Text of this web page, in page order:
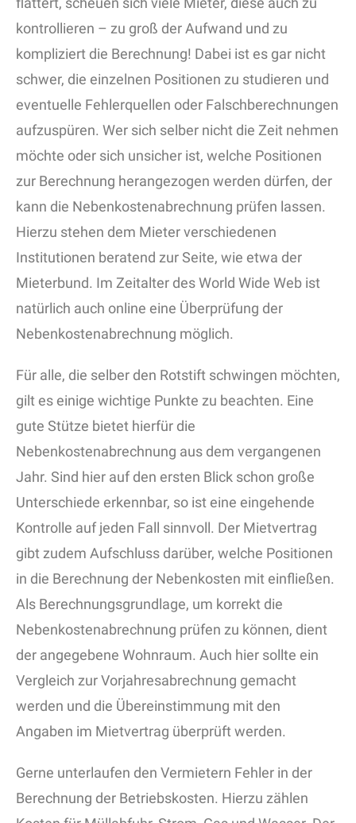
kontrollieren – zu groß der Aufwand und zu
kompliziert die Berechnung! Dabei ist es gar nicht
schwer, die einzelnen Positionen zu studieren und
eventuelle Fehlerquellen oder Falschberechnungen
aufzuspüren. Wer sich selber nicht die Zeit nehmen
möchte oder sich unsicher ist, welche Positionen
zur Berechnung herangezogen werden dürfen, der
kann die Nebenkostenabrechnung prüfen lassen.
Hierzu stehen dem Mieter verschiedenen
Institutionen beratend zur Seite, wie etwa der
Mieterbund. Im Zeitalter des World Wide Web ist
natürlich auch online eine Überprüfung der
Nebenkostenabrechnung möglich.
Für alle, die selber den Rotstift schwingen möchten,
gilt es einige wichtige Punkte zu beachten. Eine
gute Stütze bietet hierfür die
Nebenkostenabrechnung aus dem vergangenen
Jahr. Sind hier auf den ersten Blick schon große
Unterschiede erkennbar, so ist eine eingehende
Kontrolle auf jeden Fall sinnvoll. Der Mietvertrag
gibt zudem Aufschluss darüber, welche Positionen
in die Berechnung der Nebenkosten mit einfließen.
Als Berechnungsgrundlage, um korrekt die
Nebenkostenabrechnung prüfen zu können, dient
der angegebene Wohnraum. Auch hier sollte ein
Vergleich zur Vorjahresabrechnung gemacht
werden und die Übereinstimmung mit den
Angaben im Mietvertrag überprüft werden.
Gerne unterlaufen den Vermietern Fehler in der
Berechnung der Betriebskosten. Hierzu zählen